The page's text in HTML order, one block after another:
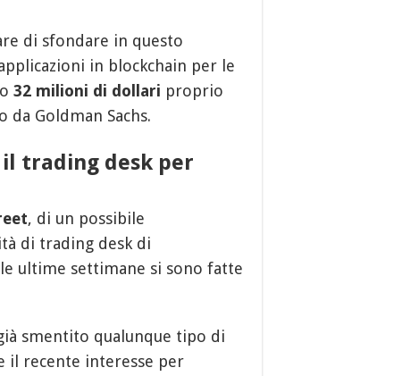
di sfondare in questo
in blockchain per le
32 milioni di dollari proprio
Goldman Sachs.
il trading desk per
, di un possibile
di trading desk di
ultime settimane si sono fatte
smentito qualunque tipo di
il recente interesse per